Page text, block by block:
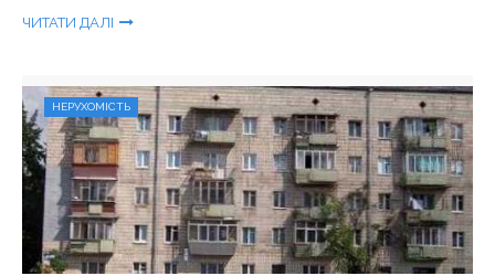
ЧИТАТИ ДАЛІ
НЕРУХОМІСТЬ